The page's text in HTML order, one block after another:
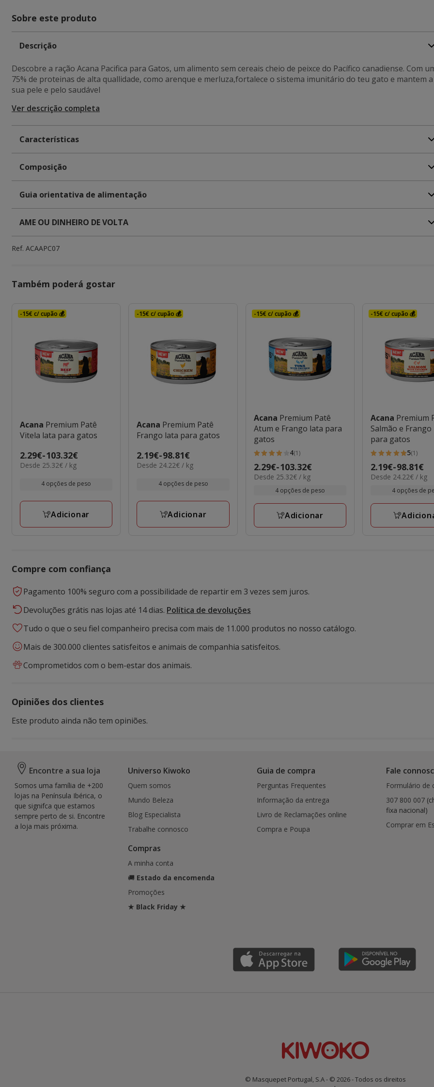
Sobre este produto
Descrição
Descobre a ração Acana Pacifica para Gatos, um alimento sem cereais cheio de peixce do Pacífico canadiense. Com
75% de proteinas de alta quallidade, como arenque e merluza,fortalece o sistema imunitário do teu gato e mantem a
sua pele e pelo saudável
Ver descrição completa
Características
Composição
Guia orientativa de alimentação
AME OU DINHEIRO DE VOLTA
Ref. ACAAPC07
Também poderá gostar
-15€ c/ cupão 💰
Acana Premium Patê
Vitela lata para gatos
Preço
de
103.32€
2.29€-103.32€
25.32€
Desde 25.32€ / kg
4 opções de peso
Adicionar
-15€ c/ cupão 💰
Acana Premium Patê
Frango lata para gatos
Preço
de
98.81€
2.19€-98.81€
24.22€
Desde 24.22€ / kg
4 opções de peso
Adicionar
-15€ c/ cupão 💰
Acana Premium Patê
Atum e Frango lata para
gatos
4
estrelas
com
avaliações
4(1)
Preço
de
a
103.32€
2.29€-103.32€
25.32€
Desde 25.32€ / kg
4 opções de peso
Adicionar
-15€ c/ cupão 💰
Acana Premium
Salmão e
para gatos
5
estrelas
com
avaliações
5(1)
Preço
de
a
98.81€
2.19€-98.81€
24.22€
Desde 24.22€ / kg
4 opções de
Compre com confiança
Pagamento 100% seguro com a possibilidade de repartir em 3 vezes sem juros.
Devoluções grátis nas lojas até 14 dias. Política de devoluções
Tudo o que o seu fiel companheiro precisa com mais de 11.000 produtos no nosso catálogo.
Mais de 300.000 clientes satisfeitos e animais de companhia satisfeitos.
Comprometidos com o bem-estar dos animais.
Opiniões dos clientes
Este produto ainda não tem opiniões.
Encontre a sua loja
Somos uma família de +200
lojas na Península Ibérica, o
que signifca que estamos
sempre perto de si. Encontre
a loja mais próxima.
Universo Kiwoko
Quem somos
Mundo Beleza
Blog Especialista
Trabalhe connosco
Compras
A minha conta
🚚 Estado da encomenda
Promoções
★ Black Friday ★
Guia de compra
Perguntas Frequentes
Informação da entrega
Livro de Reclamações online
Compra e Poupa
Fale
Formulário de
307 800 007
fixa nacional)
Comprar em
© Masquepet Portugal, S.A - © 2026 - Todos os direitos